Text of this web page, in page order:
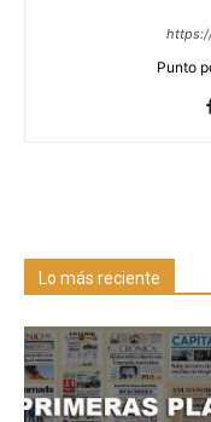
Punto
Lo más reciente